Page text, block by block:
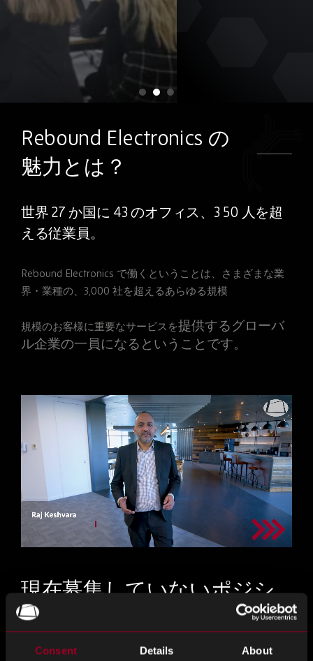
Consent Details About
成長を続ける企業の一員になりま
せんか？
過去数年にわたって驚くべき成長を遂げてき
た当社は、これからも続く旅を一緒に形作っ
てくれる人
Rebound Electronics の
魅力とは？
世界 27 か国に 43 のオフィス、3 50 人を超
える従業員。
Rebound Electronics で働くということは、さまざまな業
界・業種の、 3,000 社を超えるあらゆる規模
規模のお客様に重要なサービスを提供するグローバ
ル企業の一員になるということです。
現在募集していないポジシ
ョンでご興味のあるものが
ありました ら、お問い合わ